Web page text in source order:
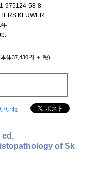
1-975124-58-8
KLUWER
年
体37,430円 ＋ 税)
いいね
ed.
of Sk